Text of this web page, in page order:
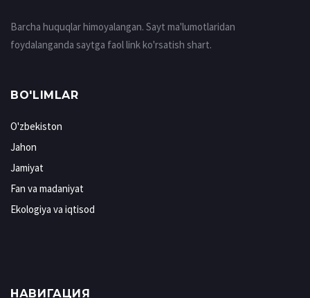
Barcha huquqlar himoyalangan. Sayt ma'lumotlaridan
foydalanganda saytga faol link ko'rsatish shart.
BO'LIMLAR
O'zbekiston
Jahon
Jamiyat
Fan va madaniyat
Ekologiya va iqtisod
НАВИГАЦИЯ